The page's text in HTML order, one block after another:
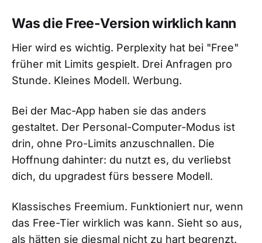
Was die Free-Version wirklich kann
Hier wird es wichtig. Perplexity hat bei "Free"
früher mit Limits gespielt. Drei Anfragen pro
Stunde. Kleines Modell. Werbung.
Bei der Mac-App haben sie das anders
gestaltet. Der Personal-Computer-Modus ist
drin, ohne Pro-Limits anzuschnallen. Die
Hoffnung dahinter: du nutzt es, du verliebst
dich, du upgradest fürs bessere Modell.
Klassisches Freemium. Funktioniert nur, wenn
das Free-Tier wirklich was kann. Sieht so aus,
als hätten sie diesmal nicht zu hart begrenzt.